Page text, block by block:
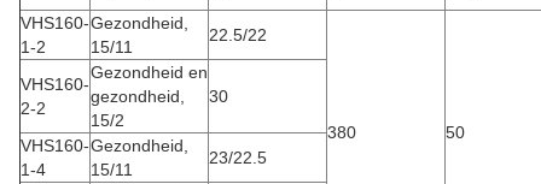
VHS160-
1-2
Gezondheid,
15/11
22.5/22
380 50
VHS160-
2-2
Gezondheid en
gezondheid,
15/2
30
VHS160-
1-4
Gezondheid,
15/11
23/22.5